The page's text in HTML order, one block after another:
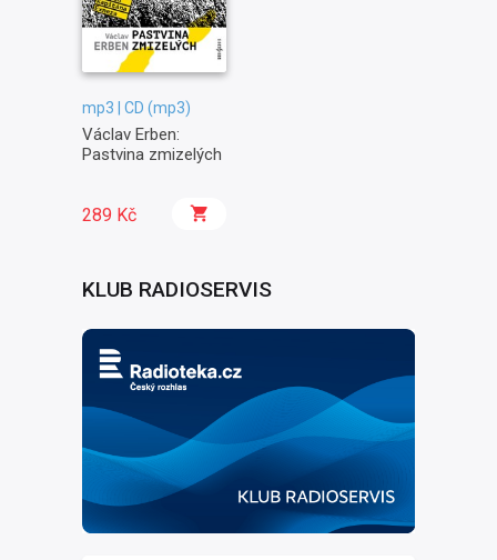
mp3 | CD (mp3)
Václav Erben:
Pastvina zmizelých
289 Kč
KLUB RADIOSERVIS